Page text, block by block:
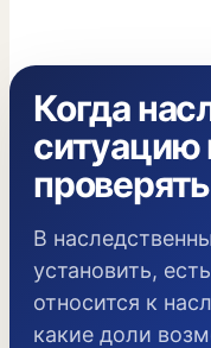
Когда
ситуацию
В
установить,
относится к
какие доли